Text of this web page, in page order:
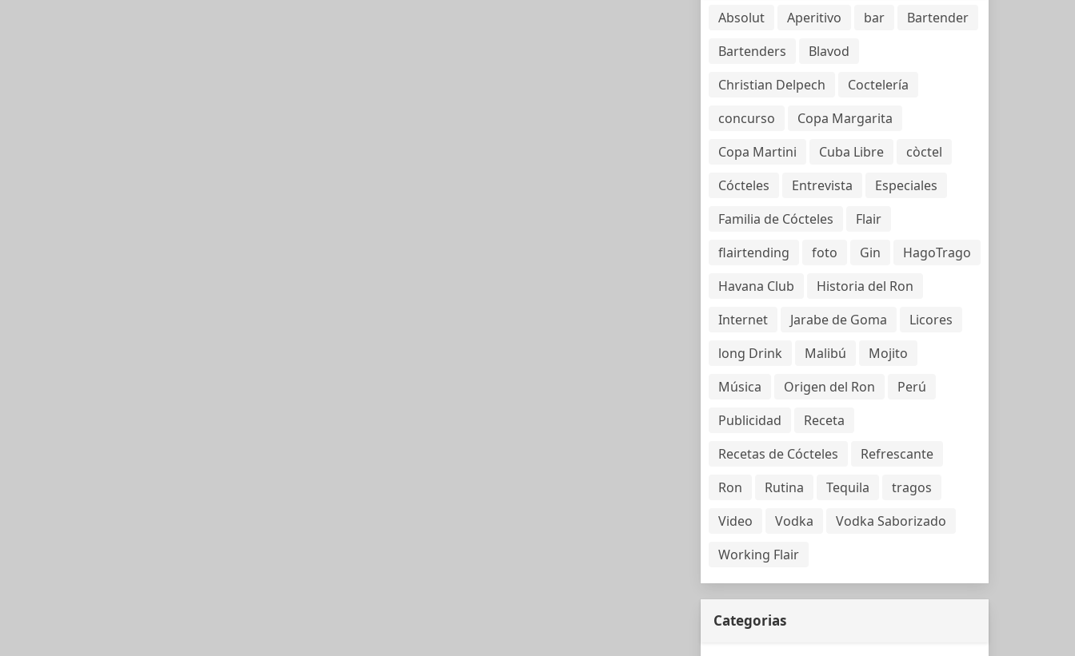
Absolut Aperitivo bar
Bartender
Bartenders
Blavod
Christian Delpech
Coctelería
concurso
Copa Margarita
Copa Martini
Cuba Libre
còctel
Cócteles
Entrevista
Especiales
Familia de Cócteles
Flair
flairtending
foto Gin
HagoTrago
Havana Club
Historia del Ron
Internet
Jarabe de Goma
Licores
long Drink
Malibú
Mojito
Música
Origen del Ron
Perú
Publicidad
Receta
Recetas de Cócteles
Refrescante
Ron
Rutina Tequila
tragos
Video
Vodka
Vodka Saborizado
Working Flair
Categorias